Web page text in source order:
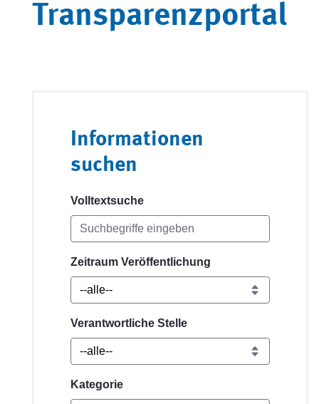
Transparenzportal
Informationen
suchen
Volltextsuche
Zeitraum Veröffentlichung
Verantwortliche Stelle
Kategorie